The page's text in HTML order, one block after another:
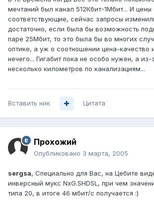
мечтаний был канал 512Кбит-1Мбит... И цены
соответствующие, сейчас запросы
достаточно, если была бы возможность
паре 25Мбит, то это была бы во многих
оптике, а уж о соотношении цена-качество
нечего... Гигабит пока не особо нужен, а из-
несколько километров по канализациям...
Вставить ник Цитата
Прохожий
Опубликовано 3 марта, 2005
sergsa, Специально для Вас, на Цебите
инверсный мукс NxG.SHDSL, при чем
типа 20, в итоге 46 мбит/с получается :)